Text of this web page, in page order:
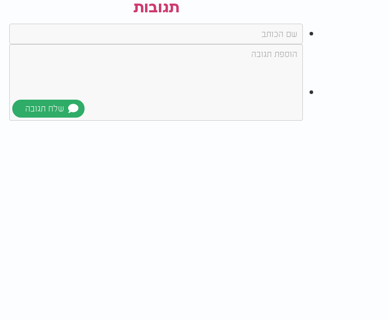
העלים או הפרחים נושרים מוקדם מהרגיל
גם נשירה מוקדמת של עלים או פרחים יכולה להעיד שהצמח מתקשה להתמודד עם החום.
לדברי דנהאם, "כך הצמח מפחית את העומס בכך שהוא משיל את מה שהוא כבר אינו מסוגל
לדבריה, כשמדובר בצמחים פורחים, הפריחה צפויה להשתפר לאחר שמזג האוויר יתקרר.
תגובות